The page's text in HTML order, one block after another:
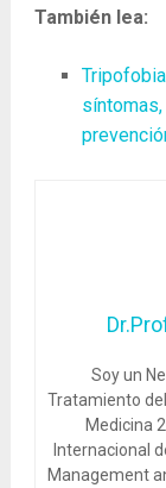
También lea:
Soy un
Tratamiento
Medicina
Internacional
Management